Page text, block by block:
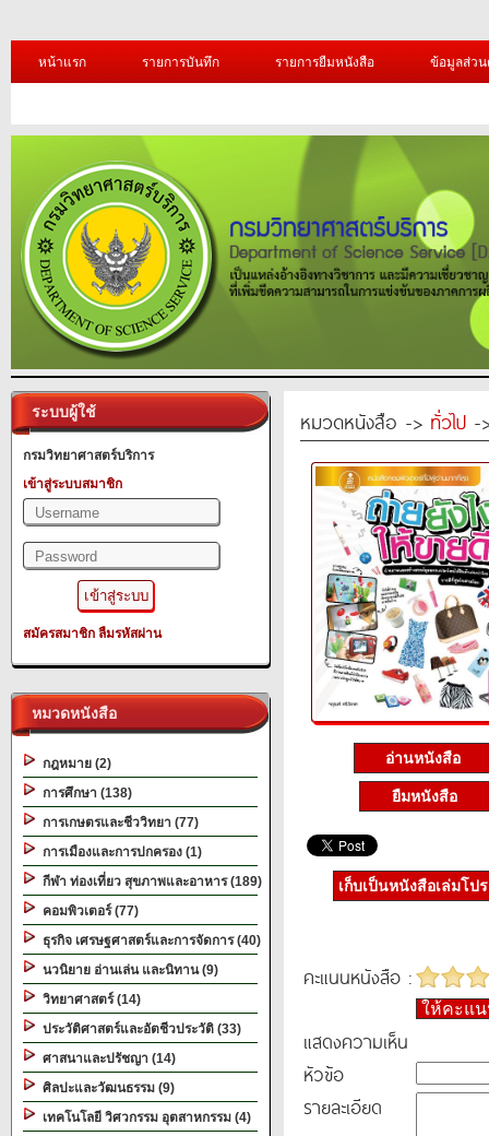
หน้าแรก รายการบันทึก รายการยืมหนังสือ ข้อมูลส่ว
ระบบผู้ใช้
กรมวิทยาศาสตร์บริการ
เข้าสู่ระบบสมาชิก
สมัครสมาชิก ลืมรหัสผ่าน
หมวดหนังสือ
กฎหมาย (2)
การศึกษา (138)
การเกษตรและชีววิทยา (77)
การเมืองและการปกครอง (1)
กีฬา ท่องเที่ยว สุขภาพและอาหาร (189)
คอมพิวเตอร์ (77)
ธุรกิจ เศรษฐศาสตร์และการจัดการ (40)
นวนิยาย อ่านเล่น และนิทาน (9)
วิทยาศาสตร์ (14)
ประวัติศาสตร์และอัตชีวประวัติ (33)
ศาสนาและปรัชญา (14)
ศิลปะและวัฒนธรรม (9)
เทคโนโลยี วิศวกรรม อุตสาหกรรม (4)
หมวดหนังสือ -> ทั่วไป -
อ่านหนังสือ
ยืมหนังสือ
เก็บเป็นหนังสือเล่มโป
คะแนนหนังสือ :
ให้คะแ
แสดงความเห็น
หัวข้อ
รายละเอียด